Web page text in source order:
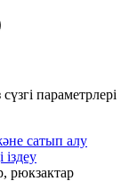
сүзгі параметрлері
сатып алу
рюкзактар